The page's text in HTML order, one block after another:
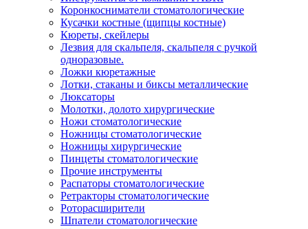
Коронкосниматели стоматологические
Кусачки костные (щипцы костные)
Кюреты, скейлеры
Лезвия для скальпеля, скальпеля с ручкой
одноразовые.
Ложки кюретажные
Лотки, стаканы и биксы металлические
Люксаторы
Молотки, долото хирургические
Ножи стоматологические
Ножницы стоматологические
Ножницы хирургические
Пинцеты стоматологические
Прочие инструменты
Распаторы стоматологические
Ретракторы стоматологические
Роторасширители
Шпатели стоматологические